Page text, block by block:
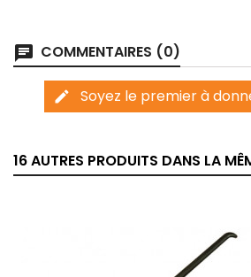
chat COMMENTAIRES (0)
edit Soyez le premier à
16 AUTRES PRODUITS DANS LA